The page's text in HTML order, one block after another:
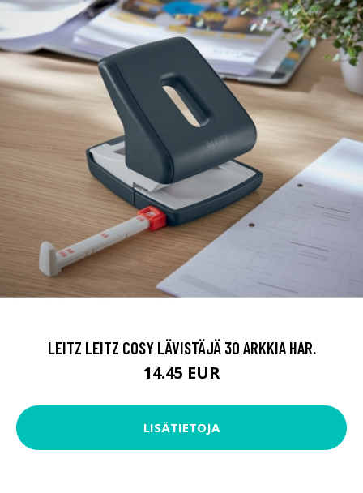
LEITZ LEITZ COSY LÄVISTÄJÄ 30 ARKKIA HAR.
14.45 EUR
LISÄTIETOJA